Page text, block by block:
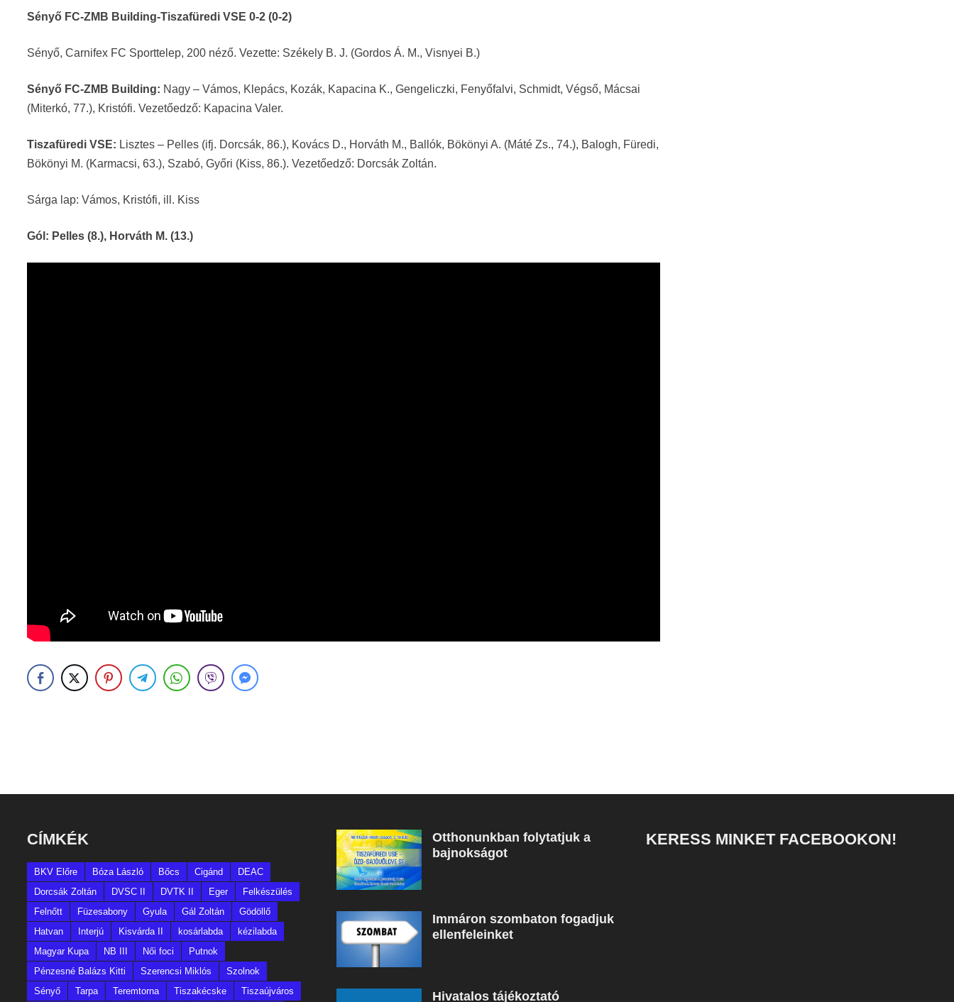
Sényő FC-ZMB Building-Tiszafüredi VSE 0-2 (0-2)
Sényő, Carnifex FC Sporttelep, 200 néző. Vezette: Székely B. J. (Gordos Á. M., Visnyei B.)
Sényő FC-ZMB Building: Nagy – Vámos, Klepács, Kozák, Kapacina K., Gengeliczki, Fenyőfalvi, Schmidt, Végső, Mácsai
(Miterkó, 77.), Kristófi. Vezetőedző: Kapacina Valer.
Tiszafüredi VSE: Lisztes – Pelles (ifj. Dorcsák, 86.), Kovács D., Horváth M., Ballók, Bökönyi A. (Máté Zs., 74.), Balogh, Füredi,
Bökönyi M. (Karmacsi, 63.), Szabó, Győri (Kiss, 86.). Vezetőedző: Dorcsák Zoltán.
Sárga lap: Vámos, Kristófi, ill. Kiss
Gól: Pelles (8.), Horváth M. (13.)
CÍMKÉK
BKV Előre Bóza László Bőcs Cigánd
DEAC
Dorcsák Zoltán
DVSC II DVTK II Eger
Felkészülés
Felnőtt
Füzesabony Gyula Gál Zoltán
Gödöllő
Hatvan
Interjú Kisvárda II kosárlabda
kézilabda
Magyar Kupa
NB III Női foci
Putnok
Pénzesné Balázs Kitti
Szerencsi Miklós
Szolnok
Sényő
Tarpa Teremtorna Tiszakécske Tiszaújváros
Otthonunkban folytatjuk a
bajnokságot
Immáron szombaton fogadjuk
ellenfeleinket
Hivatalos tájékoztató
KERESS MINKET FACEBOOKON!